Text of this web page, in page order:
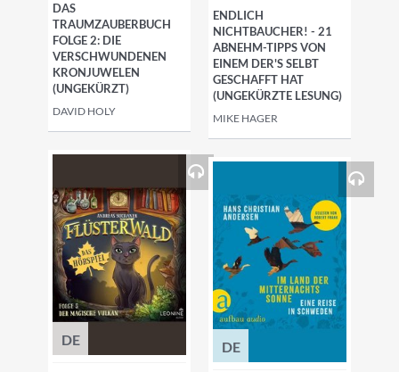
DAS
TRAUMZAUBERBUCH
FOLGE 2: DIE
VERSCHWUNDENEN
KRONJUWELEN
(UNGEKÜRZT)
DAVID HOLY
ENDLICH
NICHTBAUCHER! - 21
ABNEHM-TIPPS VON
EINEM DER'S SELBT
GESCHAFFT HAT
(UNGEKÜRZTE LESUNG)
MIKE HAGER
DE DE